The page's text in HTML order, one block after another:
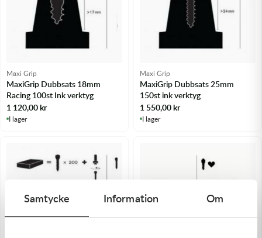
Samtycke Information Om
Maxi Grip
MaxiGrip Dubbsats 18mm
Racing 100st Ink verktyg
1 120,00kr
I lager
Maxi Grip
MaxiGrip Dubbsats 25mm
150st ink verktyg
1 550,00kr
I lager